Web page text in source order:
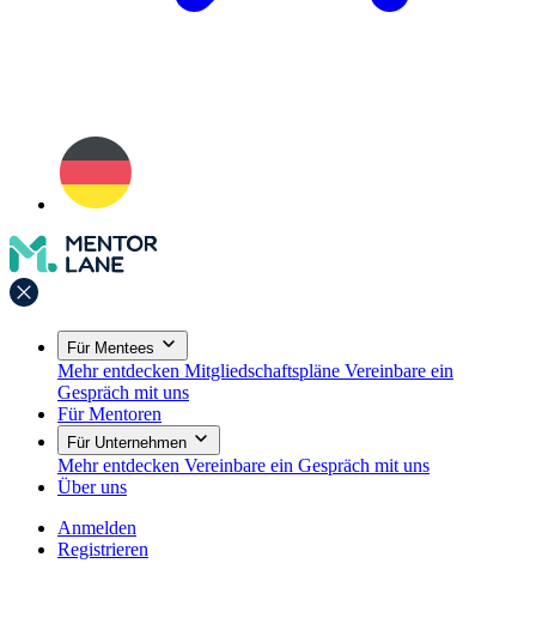
Für Mentees
Mehr entdecken Mitgliedschaftspläne Vereinbare ein
Gespräch mit uns
Für Mentoren
Für Unternehmen
Mehr entdecken Vereinbare ein Gespräch mit uns
Über uns
Anmelden
Registrieren